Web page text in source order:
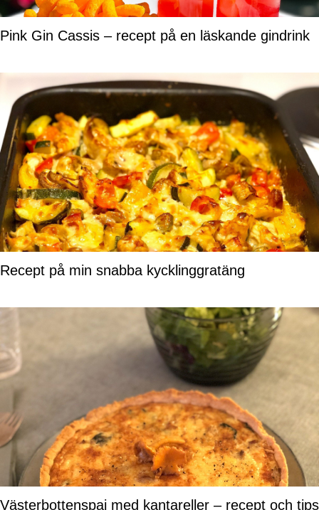
Pink Gin Cassis – recept på en läskande gindrink
Recept på min snabba kycklinggratäng
Västerbottenspaj med kantareller – recept och tips